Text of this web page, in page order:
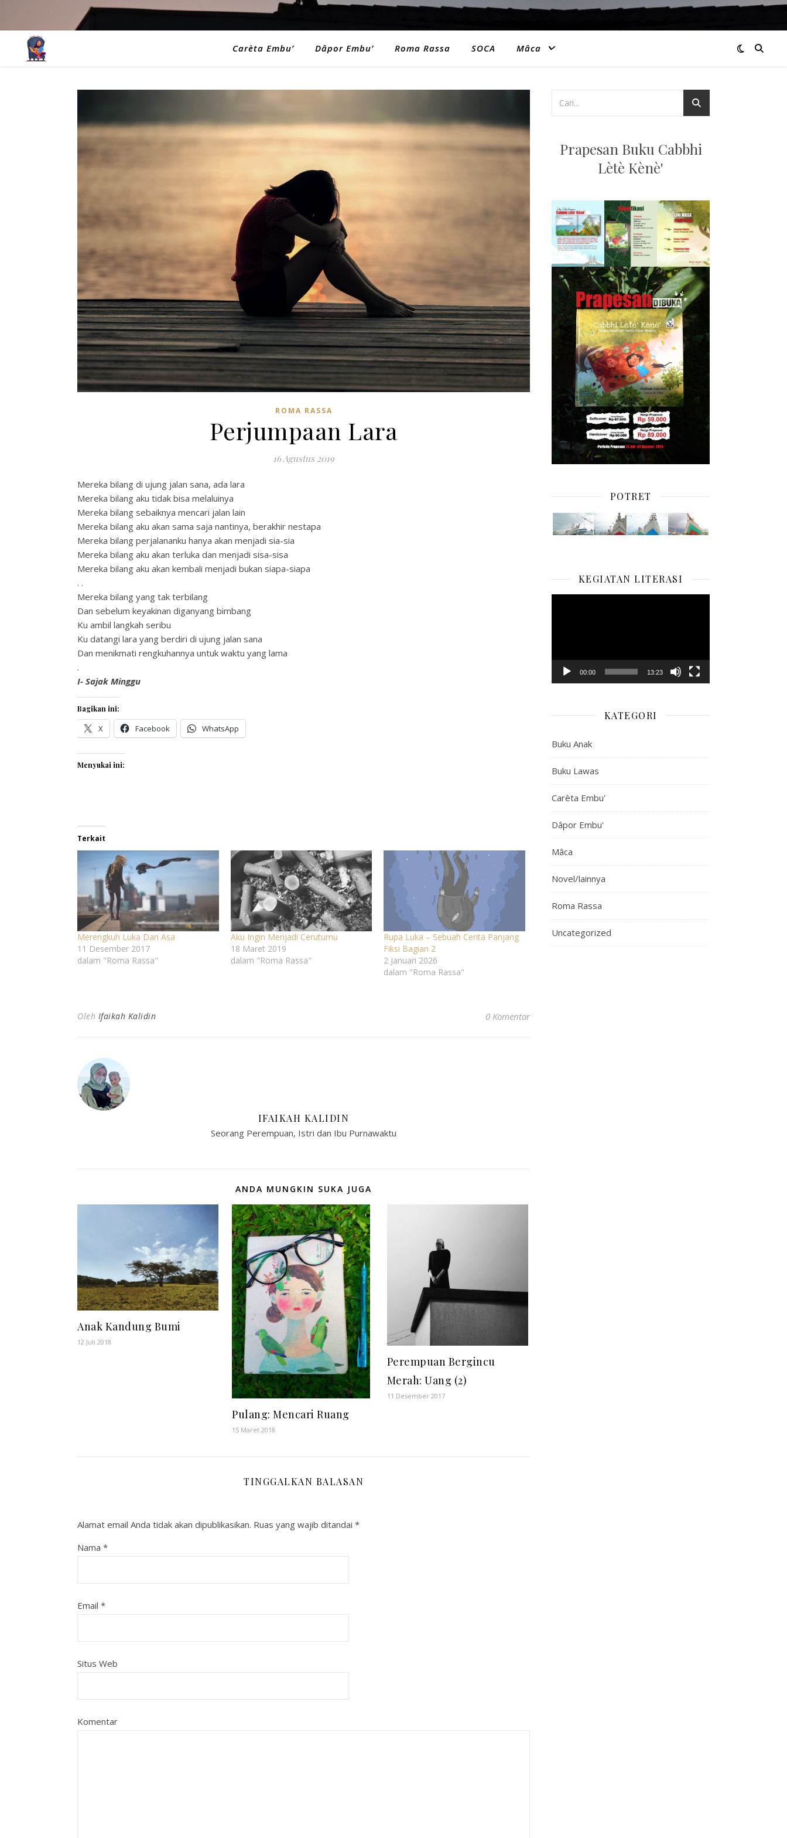
Carèta Embu’ Dâpor Embu’ Roma Rassa SOCA Mâca
ROMA RASSA
Perjumpaan Lara
16 Agustus 2019
Mereka bilang di ujung jalan sana, ada lara
Mereka bilang aku tidak bisa melaluinya
Mereka bilang sebaiknya mencari jalan lain
Mereka bilang aku akan sama saja nantinya, berakhir nestapa
Mereka bilang perjalananku hanya akan menjadi sia-sia
Mereka bilang aku akan terluka dan menjadi sisa-sisa
Mereka bilang aku akan kembali menjadi bukan siapa-siapa
. .
Mereka bilang yang tak terbilang
Dan sebelum keyakinan diganyang bimbang
Ku ambil langkah seribu
Ku datangi lara yang berdiri di ujung jalan sana
Dan menikmati rengkuhannya untuk waktu yang lama
.
I- Sajak Minggu
Bagikan ini:
X Facebook WhatsApp
Menyukai ini:
Terkait
Merengkuh Luka Dan Asa
11 Desember 2017
dalam "Roma Rassa"
Aku Ingin Menjadi Cerutumu
18 Maret 2019
dalam "Roma Rassa"
Rupa Luka – Sebuah Cerita Panjang
Fiksi Bagian 2
2 Januari 2026
dalam "Roma Rassa"
Oleh Ifaikah Kalidin 0 Komentar
IFAIKAH KALIDIN
Seorang Perempuan, Istri dan Ibu Purnawaktu
ANDA MUNGKIN SUKA JUGA
Anak Kandung Bumi
12 Juli 2018
Pulang: Mencari Ruang
15 Maret 2018
Perempuan Bergincu
Merah: Uang (2)
11 Desember 2017
TINGGALKAN BALASAN
Alamat email Anda tidak akan dipublikasikan. Ruas yang wajib ditandai *
Nama *
Email *
Situs Web
Komentar
Prapesan Buku Cabbhi
Lètè Kènè'
POTRET
KEGIATAN LITERASI
00:00 13:23
KATEGORI
Buku Anak
Buku Lawas
Carèta Embu'
Dâpor Embu'
Mâca
Novel/lainnya
Roma Rassa
Uncategorized